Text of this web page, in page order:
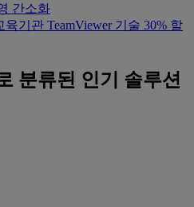
간소화
육기관 TeamViewer 기술 30% 할
분류된 인기 솔루션